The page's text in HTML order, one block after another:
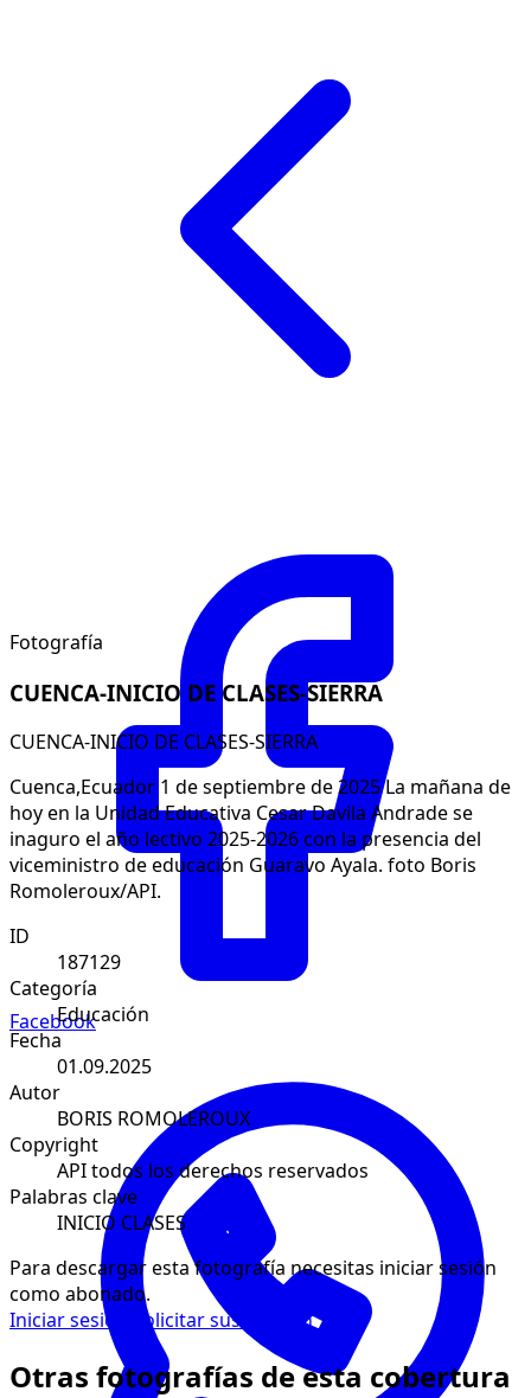
Facebook
Fotografía
CUENCA-INICIO DE CLASES-SIERRA
CUENCA-INICIO DE CLASES-SIERRA
Cuenca,Ecuador 1 de septiembre de 2025 La mañana de
hoy en la Unidad Educativa Cesar Davila Andrade se
inaguro el año lectivo 2025-2026 con la presencia del
viceministro de educación Guaravo Ayala. foto Boris
Romoleroux/API.
ID
187129
Categoría
Educación
Fecha
01.09.2025
Autor
BORIS ROMOLEROUX
Copyright
API todos los derechos reservados
Palabras clave
INICIO CLASES
Para descargar esta fotografía necesitas iniciar sesión
como abonado.
Iniciar sesión
Solicitar suscripción
Otras fotografías de esta cobertura